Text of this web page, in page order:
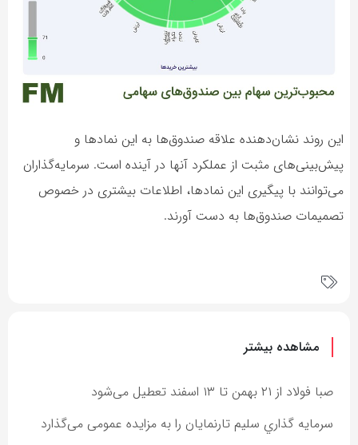
این روند نشان‌دهنده علاقه صندوق‌ها به این نمادها و
پیش‌بینی‌های مثبت از عملکرد آنها در آینده است. سرمایه‌گذاران
می‌توانند با پیگیری این نمادها، اطلاعات بیشتری در خصوص
تصمیمات صندوق‌ها به دست آورند.
مشاهده بیشتر
صبا فولاد از ۲۱ بهمن تا ۱۳ اسفند تعطیل می‌شود
سرمايه گذاري سليم تارنمايان را به مزایده عمومی می‌گذارد